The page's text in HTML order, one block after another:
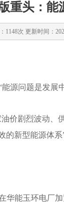
重头：
1148次 更新时间：
源问题是发展
价剧烈波动
新型能源体系
华能玉环电厂